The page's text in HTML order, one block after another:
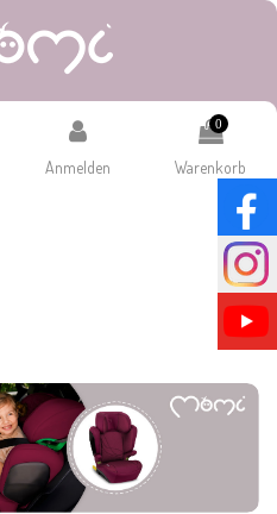
Anmelden
0
Warenkorb